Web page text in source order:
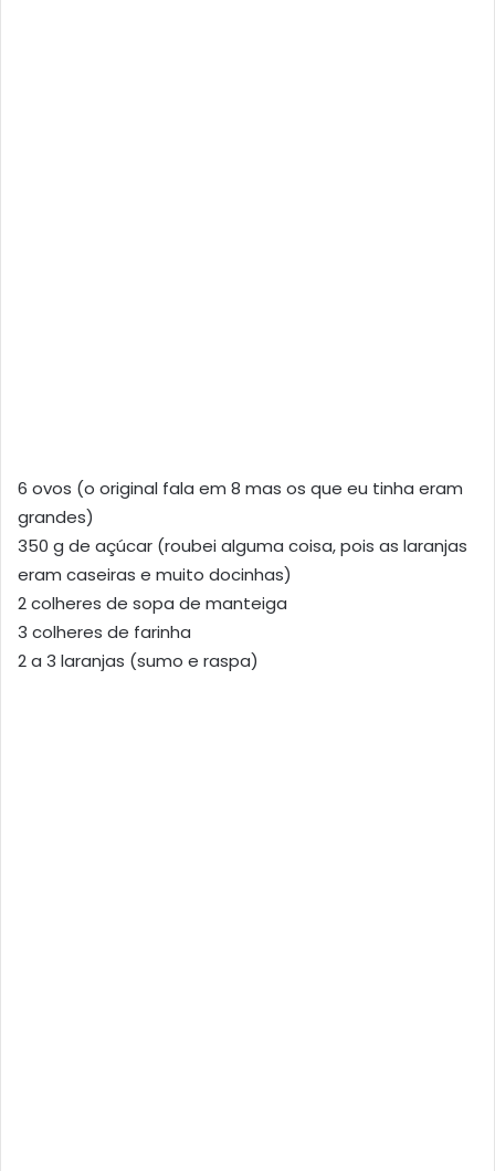
6 ovos (o original fala em 8 mas os que eu tinha eram
grandes)
350 g de açúcar (roubei alguma coisa, pois as laranjas
eram caseiras e muito docinhas)
2 colheres de sopa de manteiga
3 colheres de farinha
2 a 3 laranjas (sumo e raspa)